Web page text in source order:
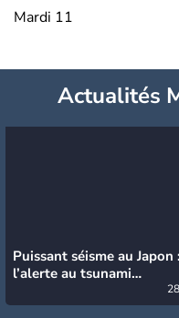
Mardi 11
Actualités
Puissant séisme au Japon :
l’alerte au tsunami